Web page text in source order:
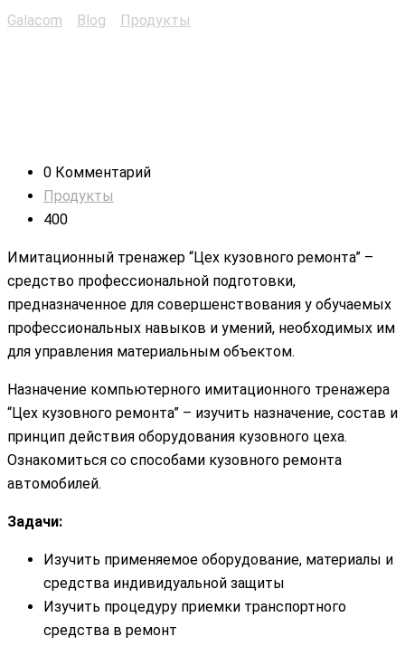
Galacom Blog Продукты
0 Комментарий
Продукты
400
Имитационный тренажер “Цех кузовного ремонта” –
средство профессиональной подготовки,
предназначенное для совершенствования у обучаемых
профессиональных навыков и умений, необходимых им
для управления материальным объектом.
Назначение компьютерного имитационного тренажера
“Цех кузовного ремонта” – изучить назначение, состав и
принцип действия оборудования кузовного цеха.
Ознакомиться со способами кузовного ремонта
автомобилей.
Задачи:
Изучить применяемое оборудование, материалы и
средства индивидуальной защиты
Изучить процедуру приемки транспортного
средства в ремонт